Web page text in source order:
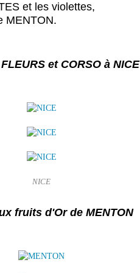
et les violettes,
MENTON.
et CORSO à NICE
NICE
fruits d'Or de MENTON